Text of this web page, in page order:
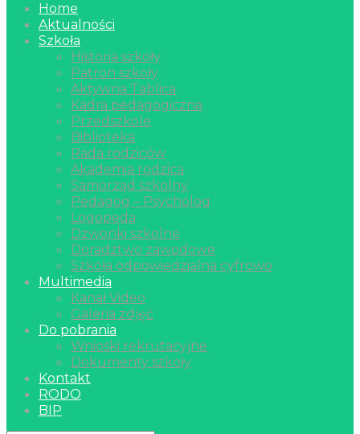
Home
Aktualności
Szkoła
Historia szkoły
Patron szkoły
Aktywna Tablica
Kadra pedagogiczna
Przedszkole
Biblioteka
Rada rodziców
Akademia rodzica
Samorząd szkolny
Pedagog – Psycholog
Logopeda
Dzwonki szkolne
Doradztwo zawodowe
Szkoła odpowiedzialna cyfrowo
Multimedia
Kanał Video
Galeria zdjęć
Do pobrania
Wnioski rekrutacyjne
Dokumenty szkoły
Kontakt
RODO
BIP